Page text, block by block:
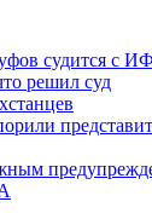
судится с
решил суд